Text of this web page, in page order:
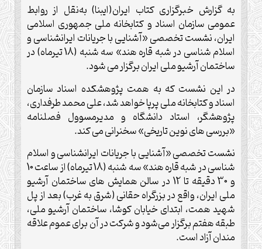
به گزارش خبرگزاری کتاب ایران(ایبنا) به‌نقل از روابط
عمومی سازمان اسناد و کتابخانه ملی جمهوری اسلامی
ایران، نشست تخصصی «آشنایی با جریانات ایرانشناسی و
اسلام ‌شناسی در شبه‌ قاره هند» سه ‌شنبه (18 تیرماه) در
ساختمان آرشیو ملی ایران برگزار می ‌شود.
در این نشست که به ‌همت پژوهشكده اسناد سازمان
اسناد و کتابخانه ملی پرپا خواهد شد، علی ‌محمد طرفداری،
پژوهشگر، استاد دانشگاه و مدیرمسوول فصلنامه
«بررسی ‌های نوین تاریخی» سخنرانی می ‌کند.
نشست تخصصی «آشنایی با جریانات ایرانشناسی و اسلام
‌شناسی در شبه ‌قاره هند» سه ‌شنبه (18 تیرماه) از ساعت 10
و 30 دقیقه تا 12 در سالن همایش‌ های ساختمان آرشیو
ملی ایران، واقع در بزرگراه حقانی (شرق به غرب) بعد از پل
شهید همت، ابتدای خيابان كوشا، ساختمان آرشيو ملی،
طبقه هفتم برگزار می‌شود و شرکت در آن برای عموم علاقه‌
مندان آزاد است.